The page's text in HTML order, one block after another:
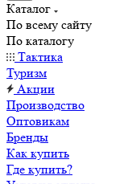
Каталог
По всему сайту
По каталогу
Тактика
Туризм
Акции
Производство
Оптовикам
Бренды
Как купить
Где купить?